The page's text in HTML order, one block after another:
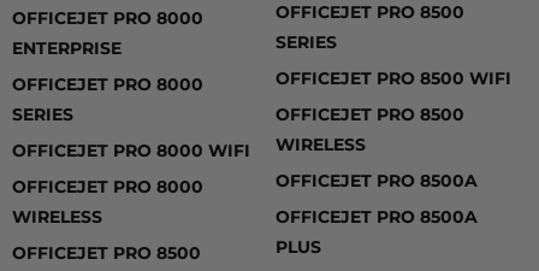
OFFICEJET PRO 8000
ENTERPRISE
OFFICEJET PRO 8000
SERIES
OFFICEJET PRO 8000 WIFI
OFFICEJET PRO 8000
WIRELESS
OFFICEJET PRO 8500
OFFICEJET PRO 8500
SERIES
OFFICEJET PRO 8500 WIFI
OFFICEJET PRO 8500
WIRELESS
OFFICEJET PRO 8500A
OFFICEJET PRO 8500A
PLUS